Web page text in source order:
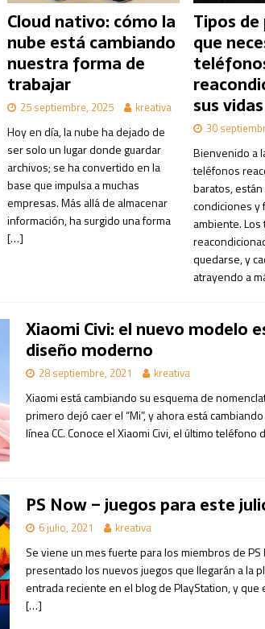
Cloud nativo: cómo la
nube está cambiando
nuestra forma de
trabajar
25 septiembre, 2025 kreativa
Hoy en día, la nube ha dejado de
ser solo un lugar donde guardar
archivos; se ha convertido en la
base que impulsa a muchas
empresas. Más allá de almacenar
información, ha surgido una forma
[…]
Tipos
que
sus vidas
30
Bienvenido a
teléfonos
baratos,
condiciones y
ambiente.
quedarse, y
atrayendo a
Xiaomi Civi: el nuevo modelo
diseño moderno
28 septiembre, 2021 kreativa
Xiaomi está cambiando su esquema de
primero dejó caer el “Mi”, y ahora está
línea CC. Conoce el Xiaomi Civi, el último teléfono
PS Now – juegos para este
6 julio, 2021 kreativa
Se viene un mes fuerte para los miembros de PS
presentado los nuevos juegos que llegarán a la
entrada reciente en el blog de PlayStation, y
[…]